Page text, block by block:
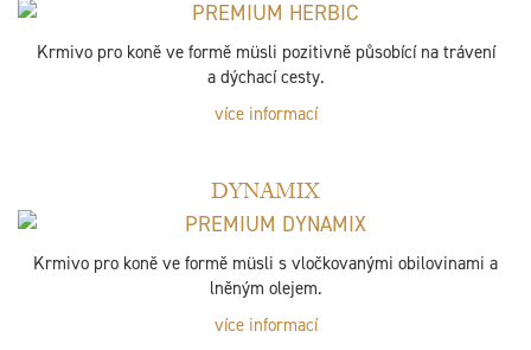
Krmivo pro koně ve formě müsli pozitivně působící na trávení
a dýchací cesty.
více informací
DYNAMIX
Krmivo pro koně ve formě müsli s vločkovanými obilovinami a
lněným olejem.
více informací